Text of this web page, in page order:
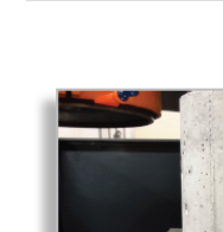
手動設備
客製化整合